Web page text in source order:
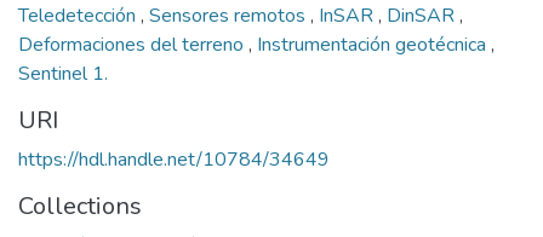
Teledetección , Sensores remotos , InSAR, DinSAR,
Deformaciones del terreno , Instrumentación geotécnica ,
Sentinel 1.
URI
https://hdl.handle.net/10784/34649
Collections